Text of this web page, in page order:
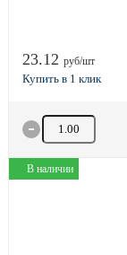
23.12 руб/шт
Количество
В наличии